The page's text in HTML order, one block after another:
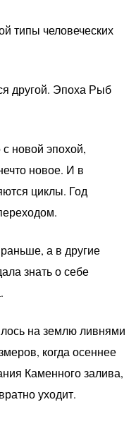
типы человеческих
другой. Эпоха Рыб
новой эпохой,
новое. И в
циклы. Год
а в другие
знать о себе
на землю ливнями
когда осеннее
Каменного залива,
уходит.